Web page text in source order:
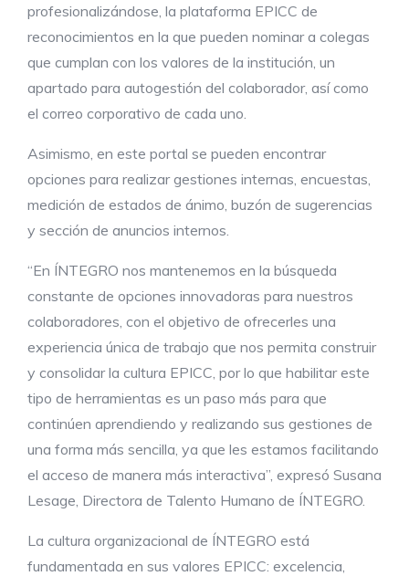
profesionalizándose, la plataforma EPICC de
reconocimientos en la que pueden nominar a colegas
que cumplan con los valores de la institución, un
apartado para autogestión del colaborador, así como
el correo corporativo de cada uno.
Asimismo, en este portal se pueden encontrar
opciones para realizar gestiones internas, encuestas,
medición de estados de ánimo, buzón de sugerencias
y sección de anuncios internos.
“En ÍNTEGRO nos mantenemos en la búsqueda
constante de opciones innovadoras para nuestros
colaboradores, con el objetivo de ofrecerles una
experiencia única de trabajo que nos permita construir
y consolidar la cultura EPICC, por lo que habilitar este
tipo de herramientas es un paso más para que
continúen aprendiendo y realizando sus gestiones de
una forma más sencilla, ya que les estamos facilitando
el acceso de manera más interactiva”, expresó Susana
Lesage, Directora de Talento Humano de ÍNTEGRO.
La cultura organizacional de ÍNTEGRO está
fundamentada en sus valores EPICC: excelencia,